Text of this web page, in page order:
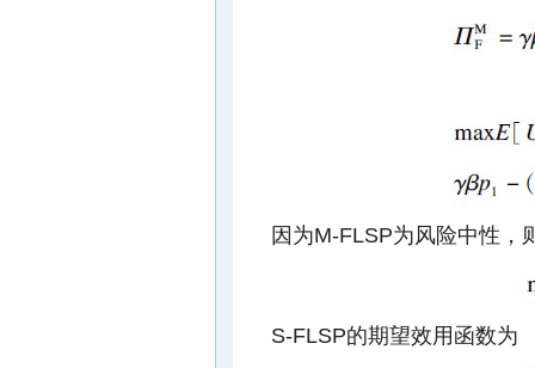
因为M-FLSP为风险中性，
S-FLSP的期望效用函数为